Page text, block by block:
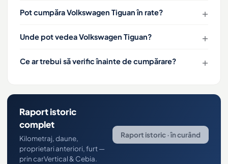
Pot cumpăra Volkswagen Tiguan în rate?
Unde pot vedea Volkswagen Tiguan?
Ce ar trebui să verific înainte de cumpărare?
Raport istoric
complet
Kilometraj, daune,
proprietari anteriori, furt —
prin carVertical & Cebia.
Raport istoric · în curând